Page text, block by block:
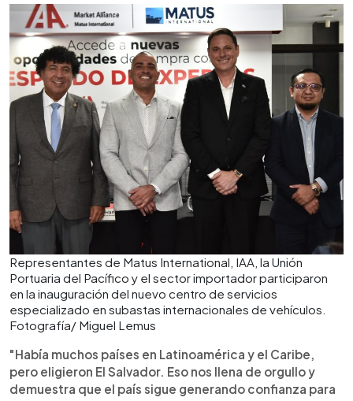
Representantes de Matus International, IAA, la Unión
Portuaria del Pacífico y el sector importador participaron
en la inauguración del nuevo centro de servicios
especializado en subastas internacionales de vehículos.
Fotografía/ Miguel Lemus
"Había muchos países en Latinoamérica y el Caribe,
pero eligieron El Salvador. Eso nos llena de orgullo y
demuestra que el país sigue generando confianza para